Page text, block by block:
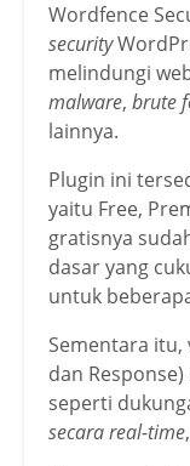
Wordfence
security
melindungi
malware, brute
lainnya.
Plugin ini
yaitu Free,
gratisnya
dasar yang
untuk
Sementara itu,
dan
seperti
secara real-time